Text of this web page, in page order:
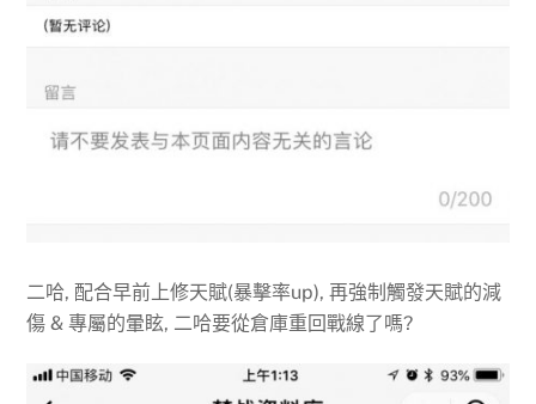
二哈, 配合早前上修天賦(暴擊率up), 再強制觸發天賦的減
傷 & 專屬的暈眩, 二哈要從倉庫重回戰線了嗎?